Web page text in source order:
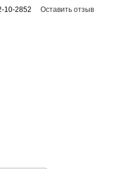
10-2852 Оставить отзыв